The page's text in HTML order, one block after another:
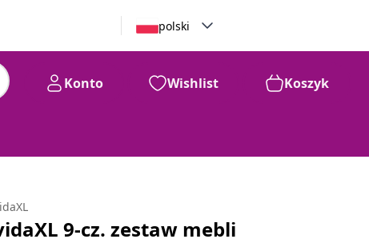
polski
Konto Wishlist Koszyk
9-cz. zestaw mebli